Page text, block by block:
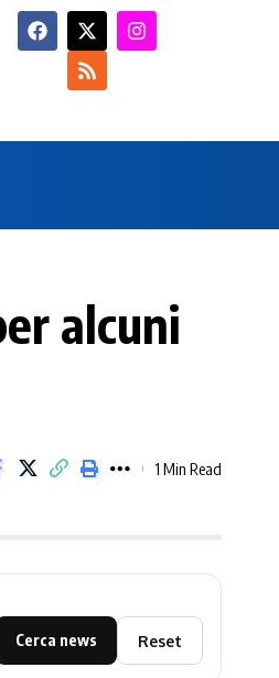
alcuni
1 Min Read
Cerca news Reset